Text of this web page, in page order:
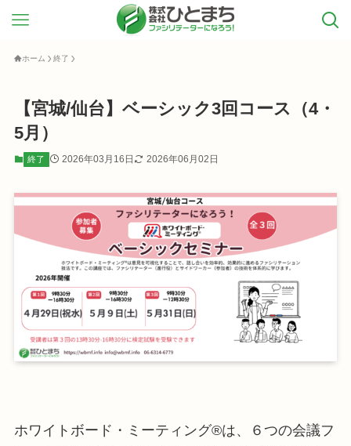
ホーム 終了
【宮城/仙台】ベーシック3回コース（4・
5月）
終了 2026年03月16日 2026年06月02日
ホワイトボード・ミーティング®は、６つの会議フ